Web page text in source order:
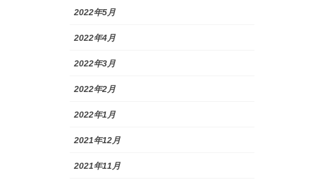
2022年5月
2022年4月
2022年3月
2022年2月
2022年1月
2021年12月
2021年11月